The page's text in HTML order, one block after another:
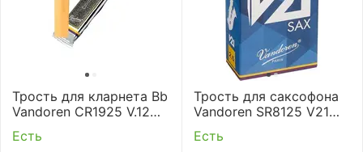
Трость для кларнета Bb
Vandoren CR1925 V.12
Есть
Трость для саксофона
Vandoren SR8125 V21
Есть